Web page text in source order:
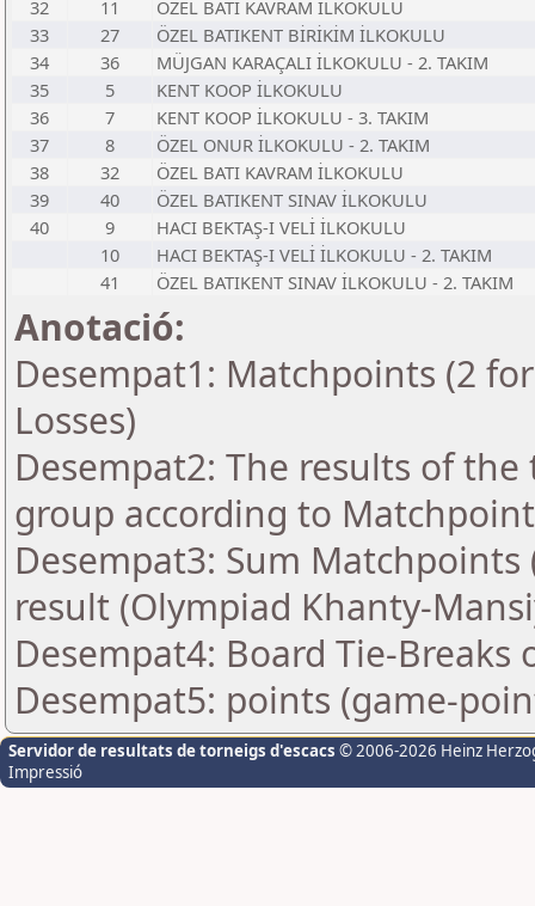
32
11
ÖZEL BATI KAVRAM İLKOKULU
33
27
ÖZEL BATIKENT BİRİKİM İLKOKULU
34
36
MÜJGAN KARAÇALI İLKOKULU - 2. TAKIM
35
5
KENT KOOP İLKOKULU
36
7
KENT KOOP İLKOKULU - 3. TAKIM
37
8
ÖZEL ONUR İLKOKULU - 2. TAKIM
38
32
ÖZEL BATI KAVRAM İLKOKULU
39
40
ÖZEL BATIKENT SINAV İLKOKULU
40
9
HACI BEKTAŞ-I VELİ İLKOKULU
10
HACI BEKTAŞ-I VELİ İLKOKULU - 2. TAKIM
41
ÖZEL BATIKENT SINAV İLKOKULU - 2. TAKIM
Anotació:
Desempat1: Matchpoints (2
Losses)
Desempat2: The results of
group according to
Desempat3: Sum
result (Olympiad Khanty-
Desempat4: Board Tie-
Desempat5: points (game-
Servidor de resultats de torneigs d'escacs © 2006-2026 Heinz
Impressió